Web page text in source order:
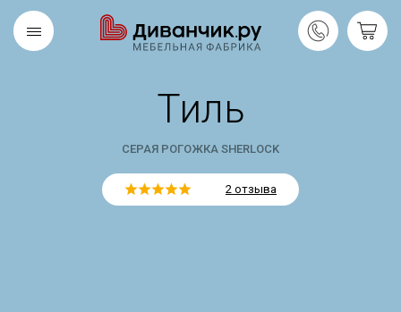
Тиль
СЕРАЯ РОГОЖКА SHERLOCK
2 отзыва
Скандинавская